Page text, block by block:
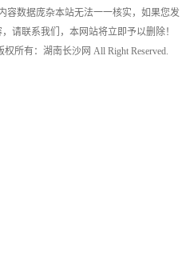
容数据庞杂本站无法一一核实，如果您发
请联系我们，本网站将立即予以删除！
权所有：湖南长沙网 All Right Reserved.